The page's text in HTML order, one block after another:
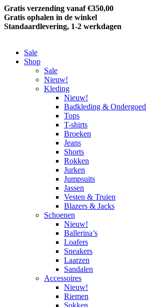
Gratis verzending vanaf €350,00
Gratis ophalen in de winkel
Standaardlevering, 1-2 werkdagen
Sale
Shop
Sale
Nieuw!
Kleding
Nieuw!
Badkleding & Ondergoed
Tops
T-shirts
Broeken
Jeans
Shorts
Rokken
Jurken
Jumpsuits
Jassen
Vesten & Truien
Blazers & Jacks
Schoenen
Nieuw!
Ballerina’s
Loafers
Sneakers
Laarzen
Sandalen
Accessoires
Nieuw!
Riemen
Sokken